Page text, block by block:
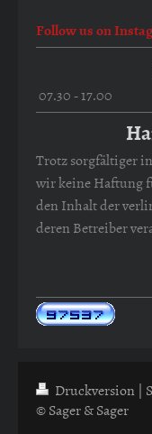
Follow us on
07.30 - 17.00
Trotz sorgfältiger
wir keine Haftung
den Inhalt der
deren Betreiber
Druckversion |
© Sager & Sager